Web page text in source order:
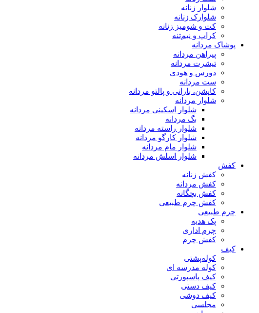
شلوار زنانه
شلوارک زنانه
کت و شومیز زنانه
کراپ و نیم‌تنه
پوشاک مردانه
پیراهن مردانه
تیشرت مردانه
دورس و هودی
ست مردانه
کاپشن، بارانی و پالتو مردانه
شلوار مردانه
شلوار اسکینی مردانه
بگ مردانه
شلوار راسته مردانه
شلوار کارگو مردانه
شلوار مام مردانه
شلوار اسلش مردانه
کفش
کفش زنانه
کفش مردانه
کفش بچگانه
کفش چرم طبیعی
چرم طبیعی
پک هدیه
چرم اداری
کفش چرم
کیف
کوله‌پشتی
کوله مدرسه ای
کیف پاسپورتی
کیف دستی
کیف دوشی
مجلسی